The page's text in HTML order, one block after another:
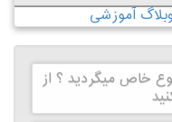
خاص میگردید ؟ از